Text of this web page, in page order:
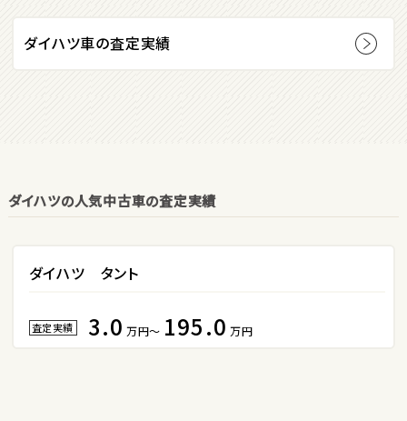
3位
ステーションワゴン
ダイハツ車の査定実績
ダイハツの人気中古車の査定実績
ダイハツ タント
査定実績 3.0 万円～ 195.0 万円